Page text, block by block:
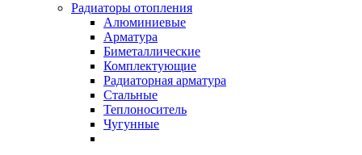
Радиаторы отопления
Алюминиевые
Арматура
Биметаллические
Комплектующие
Радиаторная арматура
Стальные
Теплоноситель
Чугунные